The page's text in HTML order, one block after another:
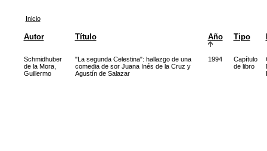
Inicio
Autor Título Año Tipo
Schmidhuber
de la Mora,
Guillermo
"La segunda Celestina": hallazgo de una
comedia de sor Juana Inés de la Cruz y
Agustín de Salazar
1994
Capítulo
de libro